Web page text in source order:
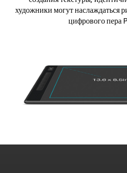
художники могут наслаждаться
цифрового пера